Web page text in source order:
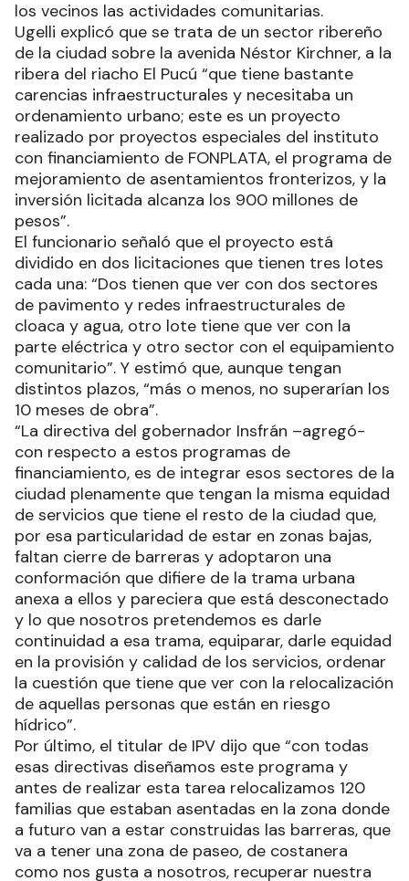
los vecinos las actividades comunitarias.
Ugelli explicó que se trata de un sector ribereño
de la ciudad sobre la avenida Néstor Kirchner, a la
ribera del riacho El Pucú “que tiene bastante
carencias infraestructurales y necesitaba un
ordenamiento urbano; este es un proyecto
realizado por proyectos especiales del instituto
con financiamiento de FONPLATA, el programa de
mejoramiento de asentamientos fronterizos, y la
inversión licitada alcanza los 900 millones de
pesos”.
El funcionario señaló que el proyecto está
dividido en dos licitaciones que tienen tres lotes
cada una: “Dos tienen que ver con dos sectores
de pavimento y redes infraestructurales de
cloaca y agua, otro lote tiene que ver con la
parte eléctrica y otro sector con el equipamiento
comunitario”. Y estimó que, aunque tengan
distintos plazos, “más o menos, no superarían los
10 meses de obra”.
“La directiva del gobernador Insfrán –agregó-
con respecto a estos programas de
financiamiento, es de integrar esos sectores de la
ciudad plenamente que tengan la misma equidad
de servicios que tiene el resto de la ciudad que,
por esa particularidad de estar en zonas bajas,
faltan cierre de barreras y adoptaron una
conformación que difiere de la trama urbana
anexa a ellos y pareciera que está desconectado
y lo que nosotros pretendemos es darle
continuidad a esa trama, equiparar, darle equidad
en la provisión y calidad de los servicios, ordenar
la cuestión que tiene que ver con la relocalización
de aquellas personas que están en riesgo
hídrico”.
Por último, el titular de IPV dijo que “con todas
esas directivas diseñamos este programa y
antes de realizar esta tarea relocalizamos 120
familias que estaban asentadas en la zona donde
a futuro van a estar construidas las barreras, que
va a tener una zona de paseo, de costanera
como nos gusta a nosotros, recuperar nuestra